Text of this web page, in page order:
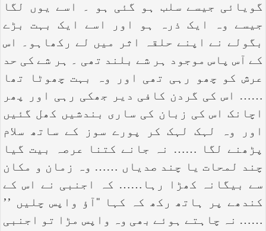
گویائی جیسے سلب ہو گئی ہو ۔ اسے یوں لگا
جیسے وہ ایک ذرہ ہو اور اسے ایک بہت بڑے
بگولے نے اپنے حلقہ اثر میں لے رکھاہو۔ اس
کے آس پاس موجود ہر شے بلند تھی ۔ ہر شے کی حد
عرش کو چھو رہی تھی اور وہ بہت چھوٹا تھا
…… اس کی گردن کافی دیر جھکی رہی اور پھر
اچانک اس کی زبان کی ساری بندشیں کھل گئیں
اور وہ لہک لہک کر پورے سوز کے ساتھ سلام
پڑھنے لگا …… نہ جانے کتنا عرصہ بیت گیا
چند لمحات یا چند صدیاں …… وہ زمان و مکان
سے بیگانہ کھڑا رہا…… کہ اجنبی نے اس کے
کندھے پر ہاتھ رکھ کہ کہا ‘‘آؤ واپس چلیں ’’
…… نہ چاہتے ہوئے بھی وہ واپس مڑا تو اجنبی